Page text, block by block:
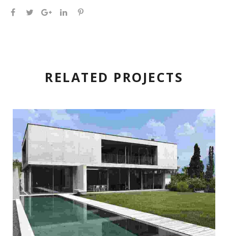
RELATED PROJECTS